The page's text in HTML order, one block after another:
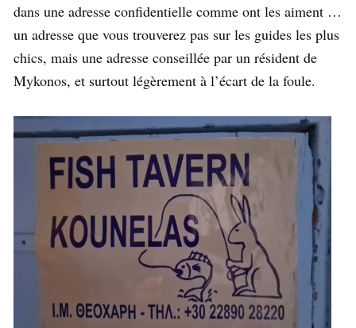
dans une adresse confidentielle comme ont les aiment …
un adresse que vous trouverez pas sur les guides les plus
chics, mais une adresse conseillée par un résident de
Mykonos, et surtout légèrement à l’écart de la foule.